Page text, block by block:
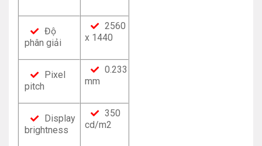
Độ
phân giải
2560
x 1440
Pixel
pitch
0.233
mm
Display
brightness
350
cd/m2